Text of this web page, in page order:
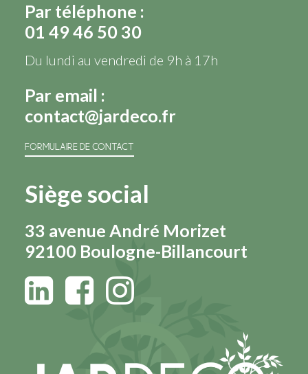
Par téléphone :
01 49 46 50 30
Du lundi au vendredi de 9h à 17h
Par email :
contact@jardeco.fr
FORMULAIRE DE CONTACT
Siège social
33 avenue André Morizet
92100 Boulogne-Billancourt